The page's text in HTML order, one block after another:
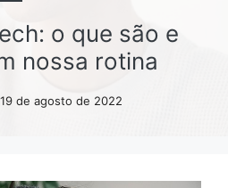
o que são e
nossa rotina
19 de agosto de 2022